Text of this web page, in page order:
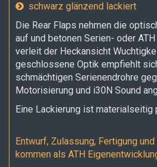
schwarz glänzend lackiert
Die Rear Flaps nehmen die
auf und betonen Serien- oder
verleit der Heckansicht
geschlossene Optik empfiehlt
schmächtigen Serienendrohre
Motorisierung und i30N Sound
Eine Lackierung ist materialseitig
Entwurf, Zulassung, Fertigung
kommen als ATH